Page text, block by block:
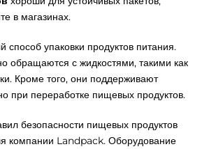
в магазинах.
способ упаковки продуктов питания.
обращаются с жидкостями, такими как
Кроме того, они поддерживают
при переработке пищевых продуктов.
безопасности пищевых продуктов
компании Landpack. Оборудование